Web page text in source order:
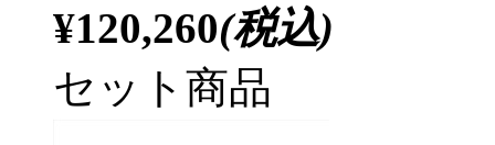
¥120,260(税込)
セット商品